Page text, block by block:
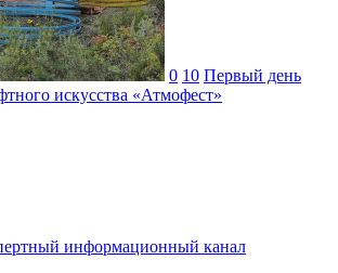
0 10 Первый день
искусства «Атмофест»
информационный канал